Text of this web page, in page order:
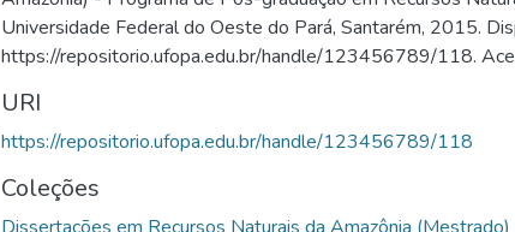
Universidade Federal do Oeste do Pará, Santarém, 2015.
https://repositorio.ufopa.edu.br/handle/123456789/118.
URI
https://repositorio.ufopa.edu.br/handle/123456789/118
Coleções